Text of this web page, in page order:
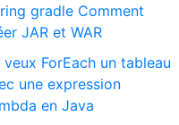
gradle Comment
JAR et WAR
veux ForEach un tableau
une expression
en Java